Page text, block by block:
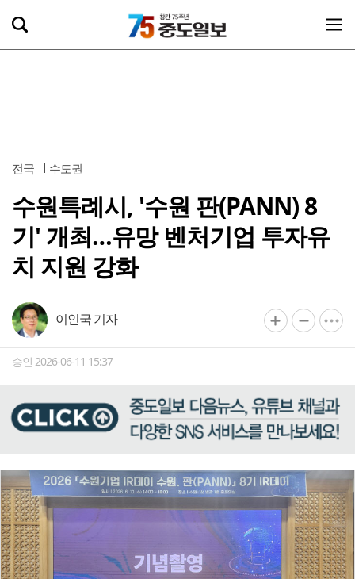
전국 수도권
수원특례시, '수원 판(PANN) 8
기' 개최…유망 벤처기업 투자유
치 지원 강화
이인국 기자
승인 2026-06-11 15:37